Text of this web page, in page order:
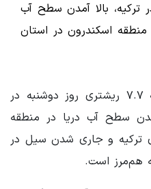
ترکیه، بالا آمدن سطح آب
اسکندرون در استان
مهر به نقل از تِرند: وقوع زلزله ۷.۷ ریشتری روز دوشنبه در
سطح آب دریا در منطقه
ترکیه و جاری شدن سیل در
هم‌مرز است.